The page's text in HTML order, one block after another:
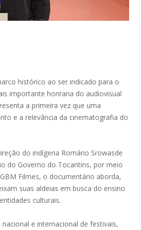
histórico ao ser indicado para o
importante honraria do audiovisual
a primeira vez que uma
e a relevância da cinematografia do
do indígena Romário Srowasde
do Governo do Tocantins, por meio
Filmes, o documentário aborda,
suas aldeias em busca do ensino
culturais.
e internacional de festivais,